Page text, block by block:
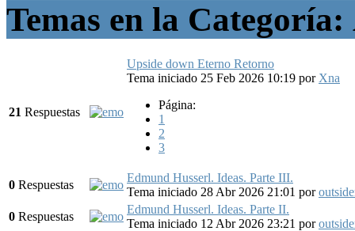
Temas en la
21 Respuestas
Upside down Eterno Retorno
Tema iniciado 25 Feb 2026 10:19 por Xna
Página:
1
2
3
0 Respuestas
Edmund Husserl. Ideas. Parte III.
Tema iniciado 28 Abr 2026 21:01 por
0 Respuestas
Edmund Husserl. Ideas. Parte II.
Tema iniciado 12 Abr 2026 23:21 por